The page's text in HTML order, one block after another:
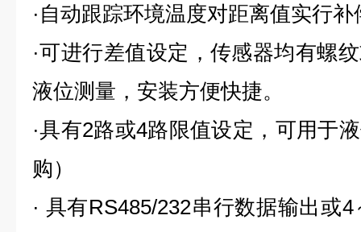
·自动跟踪环境温度对距离值实行补
·可进行差值设定，传感器均有螺
液位测量，安装方便快捷。
·具有2路或4路限值设定，可用于
购）
· 具有RS485/232串行数据输出或4